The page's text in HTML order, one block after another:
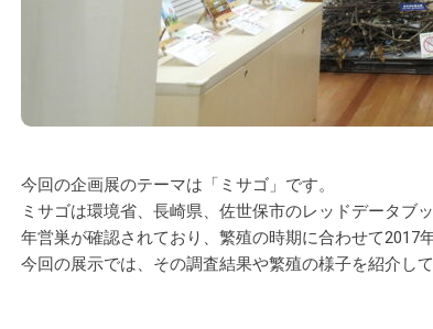
今回の企画展のテーマは「ミサゴ」です。
ミサゴは環境省、長崎県、佐世保市のレッドデータブ
年営巣が確認されており、繁殖の時期に合わせて2017
今回の展示では、その調査結果や繁殖の様子を紹介し